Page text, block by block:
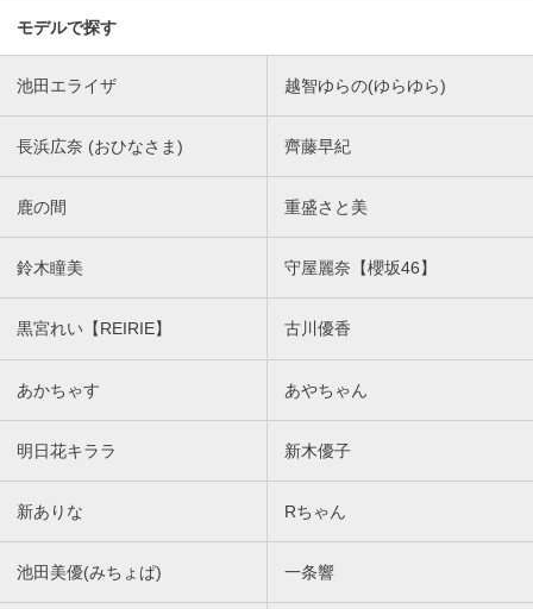
モデルで探す
池田エライザ 越智ゆらの(ゆらゆら)
長浜広奈 (おひなさま) 齊藤早紀
鹿の間 重盛さと美
鈴木瞳美 守屋麗奈【櫻坂46】
黒宮れい【REIRIE】 古川優香
あかちゃす あやちゃん
明日花キララ 新木優子
新ありな Rちゃん
池田美優(みちょぱ) 一条響